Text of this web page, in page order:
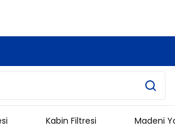
Kabin Filtresi Madeni